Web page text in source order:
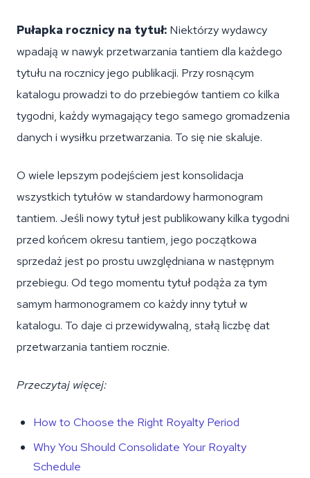
Pułapka rocznicy na tytuł: Niektórzy wydawcy
wpadają w nawyk przetwarzania tantiem dla każdego
tytułu na rocznicy jego publikacji. Przy rosnącym
katalogu prowadzi to do przebiegów tantiem co kilka
tygodni, każdy wymagający tego samego gromadzenia
danych i wysiłku przetwarzania. To się nie skaluje.
O wiele lepszym podejściem jest konsolidacja
wszystkich tytułów w standardowy harmonogram
tantiem. Jeśli nowy tytuł jest publikowany kilka tygodni
przed końcem okresu tantiem, jego początkowa
sprzedaż jest po prostu uwzględniana w następnym
przebiegu. Od tego momentu tytuł podąża za tym
samym harmonogramem co każdy inny tytuł w
katalogu. To daje ci przewidywalną, stałą liczbę dat
przetwarzania tantiem rocznie.
Przeczytaj więcej:
How to Choose the Right Royalty Period
Why You Should Consolidate Your Royalty
Schedule